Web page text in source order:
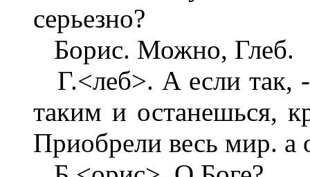
серьезно?
Борис. Можно, Глеб.
Г.<леб>. А если так,
таким и останешься,
Приобрели весь мир. а